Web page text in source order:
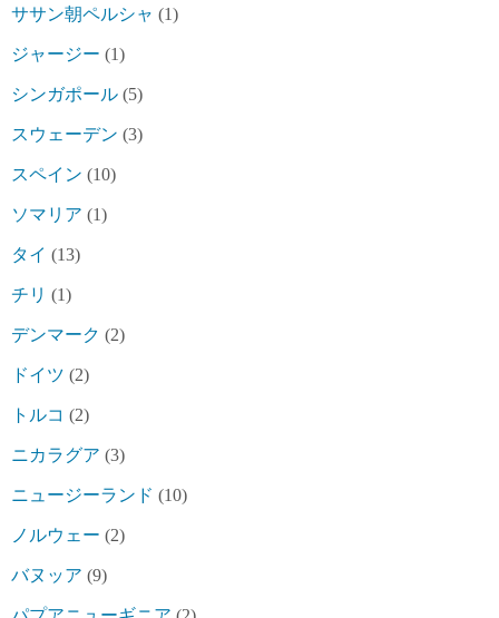
ササン朝ペルシャ (1)
ジャージー (1)
シンガポール (5)
スウェーデン (3)
スペイン (10)
ソマリア (1)
タイ (13)
チリ (1)
デンマーク (2)
ドイツ (2)
トルコ (2)
ニカラグア (3)
ニュージーランド (10)
ノルウェー (2)
バヌッア (9)